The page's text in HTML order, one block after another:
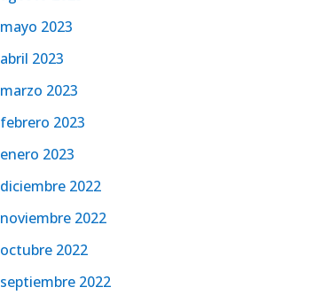
mayo 2023
abril 2023
marzo 2023
febrero 2023
enero 2023
diciembre 2022
noviembre 2022
octubre 2022
septiembre 2022